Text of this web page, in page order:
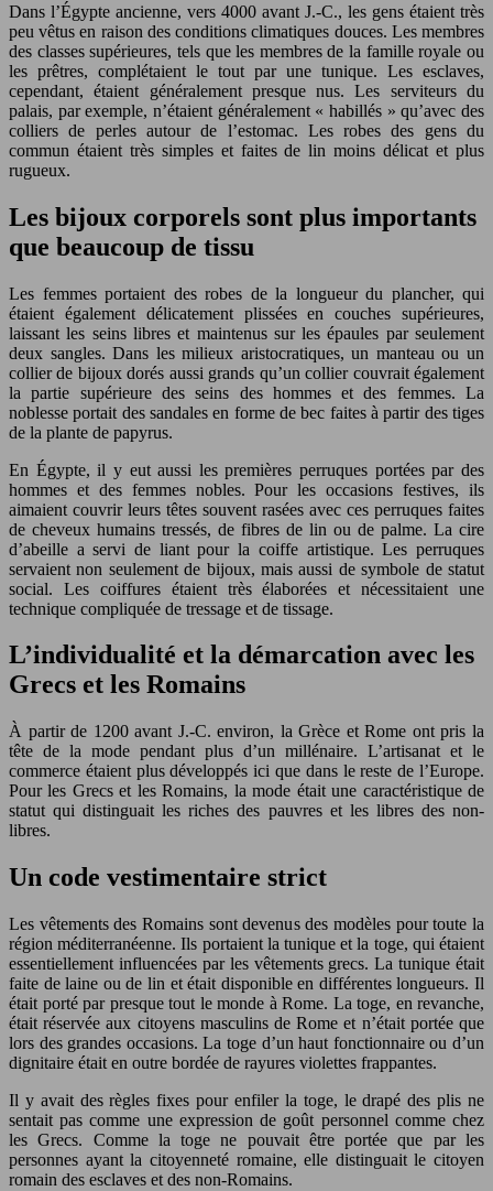
Dans l’Égypte ancienne, vers 4000 avant J.-C., les gens étaient très
peu vêtus en raison des conditions climatiques douces. Les membres
des classes supérieures, tels que les membres de la famille royale ou
les prêtres, complétaient le tout par une tunique. Les esclaves,
cependant, étaient généralement presque nus. Les serviteurs du
palais, par exemple, n’étaient généralement « habillés » qu’avec des
colliers de perles autour de l’estomac. Les robes des gens du
commun étaient très simples et faites de lin moins délicat et plus
rugueux.
Les bijoux corporels sont plus importants
que beaucoup de tissu
Les femmes portaient des robes de la longueur du plancher, qui
étaient également délicatement plissées en couches supérieures,
laissant les seins libres et maintenus sur les épaules par seulement
deux sangles. Dans les milieux aristocratiques, un manteau ou un
collier de bijoux dorés aussi grands qu’un collier couvrait également
la partie supérieure des seins des hommes et des femmes. La
noblesse portait des sandales en forme de bec faites à partir des tiges
de la plante de papyrus.
En Égypte, il y eut aussi les premières perruques portées par des
hommes et des femmes nobles. Pour les occasions festives, ils
aimaient couvrir leurs têtes souvent rasées avec ces perruques faites
de cheveux humains tressés, de fibres de lin ou de palme. La cire
d’abeille a servi de liant pour la coiffe artistique. Les perruques
servaient non seulement de bijoux, mais aussi de symbole de statut
social. Les coiffures étaient très élaborées et nécessitaient une
technique compliquée de tressage et de tissage.
L’individualité et la démarcation avec les
Grecs et les Romains
À partir de 1200 avant J.-C. environ, la Grèce et Rome ont pris la
tête de la mode pendant plus d’un millénaire. L’artisanat et le
commerce étaient plus développés ici que dans le reste de l’Europe.
Pour les Grecs et les Romains, la mode était une caractéristique de
statut qui distinguait les riches des pauvres et les libres des non-
libres.
Un code vestimentaire strict
Les vêtements des Romains sont devenus des modèles pour toute la
région méditerranéenne. Ils portaient la tunique et la toge, qui étaient
essentiellement influencées par les vêtements grecs. La tunique était
faite de laine ou de lin et était disponible en différentes longueurs. Il
était porté par presque tout le monde à Rome. La toge, en revanche,
était réservée aux citoyens masculins de Rome et n’était portée que
lors des grandes occasions. La toge d’un haut fonctionnaire ou d’un
dignitaire était en outre bordée de rayures violettes frappantes.
Il y avait des règles fixes pour enfiler la toge, le drapé des plis ne
sentait pas comme une expression de goût personnel comme chez
les Grecs. Comme la toge ne pouvait être portée que par les
personnes ayant la citoyenneté romaine, elle distinguait le citoyen
romain des esclaves et des non-Romains.